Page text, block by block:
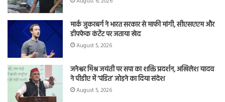
मार्क जुकरबर्ग ने भारत सरकार से माफी मांगी, सीएसएएम और
डीपफेक कंटेंट पर जताया खेद
August 5, 2026
जनेश्वर मिश्र जयंती पर सपा का शक्ति प्रदर्शन, अखिलेश यादव
ने पीडीए में ‘पंडित’ जोड़ने का दिया संदेश
August 5, 2026